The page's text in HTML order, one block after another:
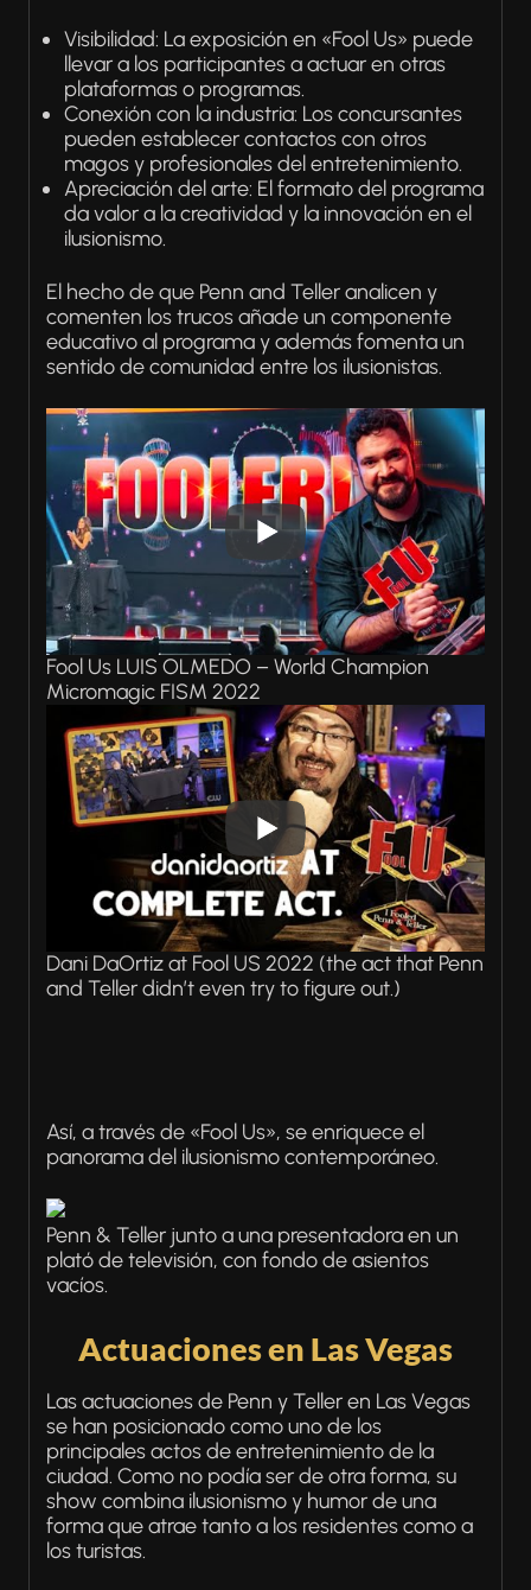
Visibilidad: La exposición en «Fool Us» puede
llevar a los participantes a actuar en otras
plataformas o programas.
Conexión con la industria: Los concursantes
pueden establecer contactos con otros
magos y profesionales del entretenimiento.
Apreciación del arte: El formato del programa
da valor a la creatividad y la innovación en el
ilusionismo.
El hecho de que Penn and Teller analicen y
comenten los trucos añade un componente
educativo al programa y además fomenta un
sentido de comunidad entre los ilusionistas.
Fool Us LUIS OLMEDO – World Champion
Micromagic FISM 2022
Dani DaOrtiz at Fool US 2022 (the act that Penn
and Teller didn’t even try to figure out.)
Así, a través de «Fool Us», se enriquece el
panorama del ilusionismo contemporáneo.
Penn & Teller junto a una presentadora en un
plató de televisión, con fondo de asientos
vacíos.
Actuaciones en Las Vegas
Las actuaciones de Penn y Teller en Las Vegas
se han posicionado como uno de los
principales actos de entretenimiento de la
ciudad. Como no podía ser de otra forma, su
show combina ilusionismo y humor de una
forma que atrae tanto a los residentes como a
los turistas.